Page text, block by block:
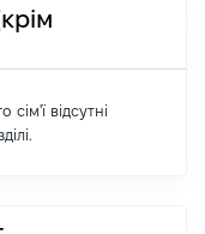
відсутні